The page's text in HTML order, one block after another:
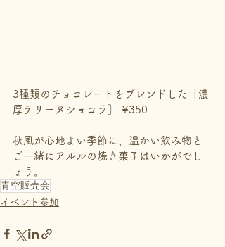
3種類のチョコレートをブレンドした［濃
厚テリーヌショコラ］ ¥350
秋風が心地よい季節に、温かい飲み物と
ご一緒にアルルの焼き菓子はいかがでし
ょう。
青空販売会
イベント参加